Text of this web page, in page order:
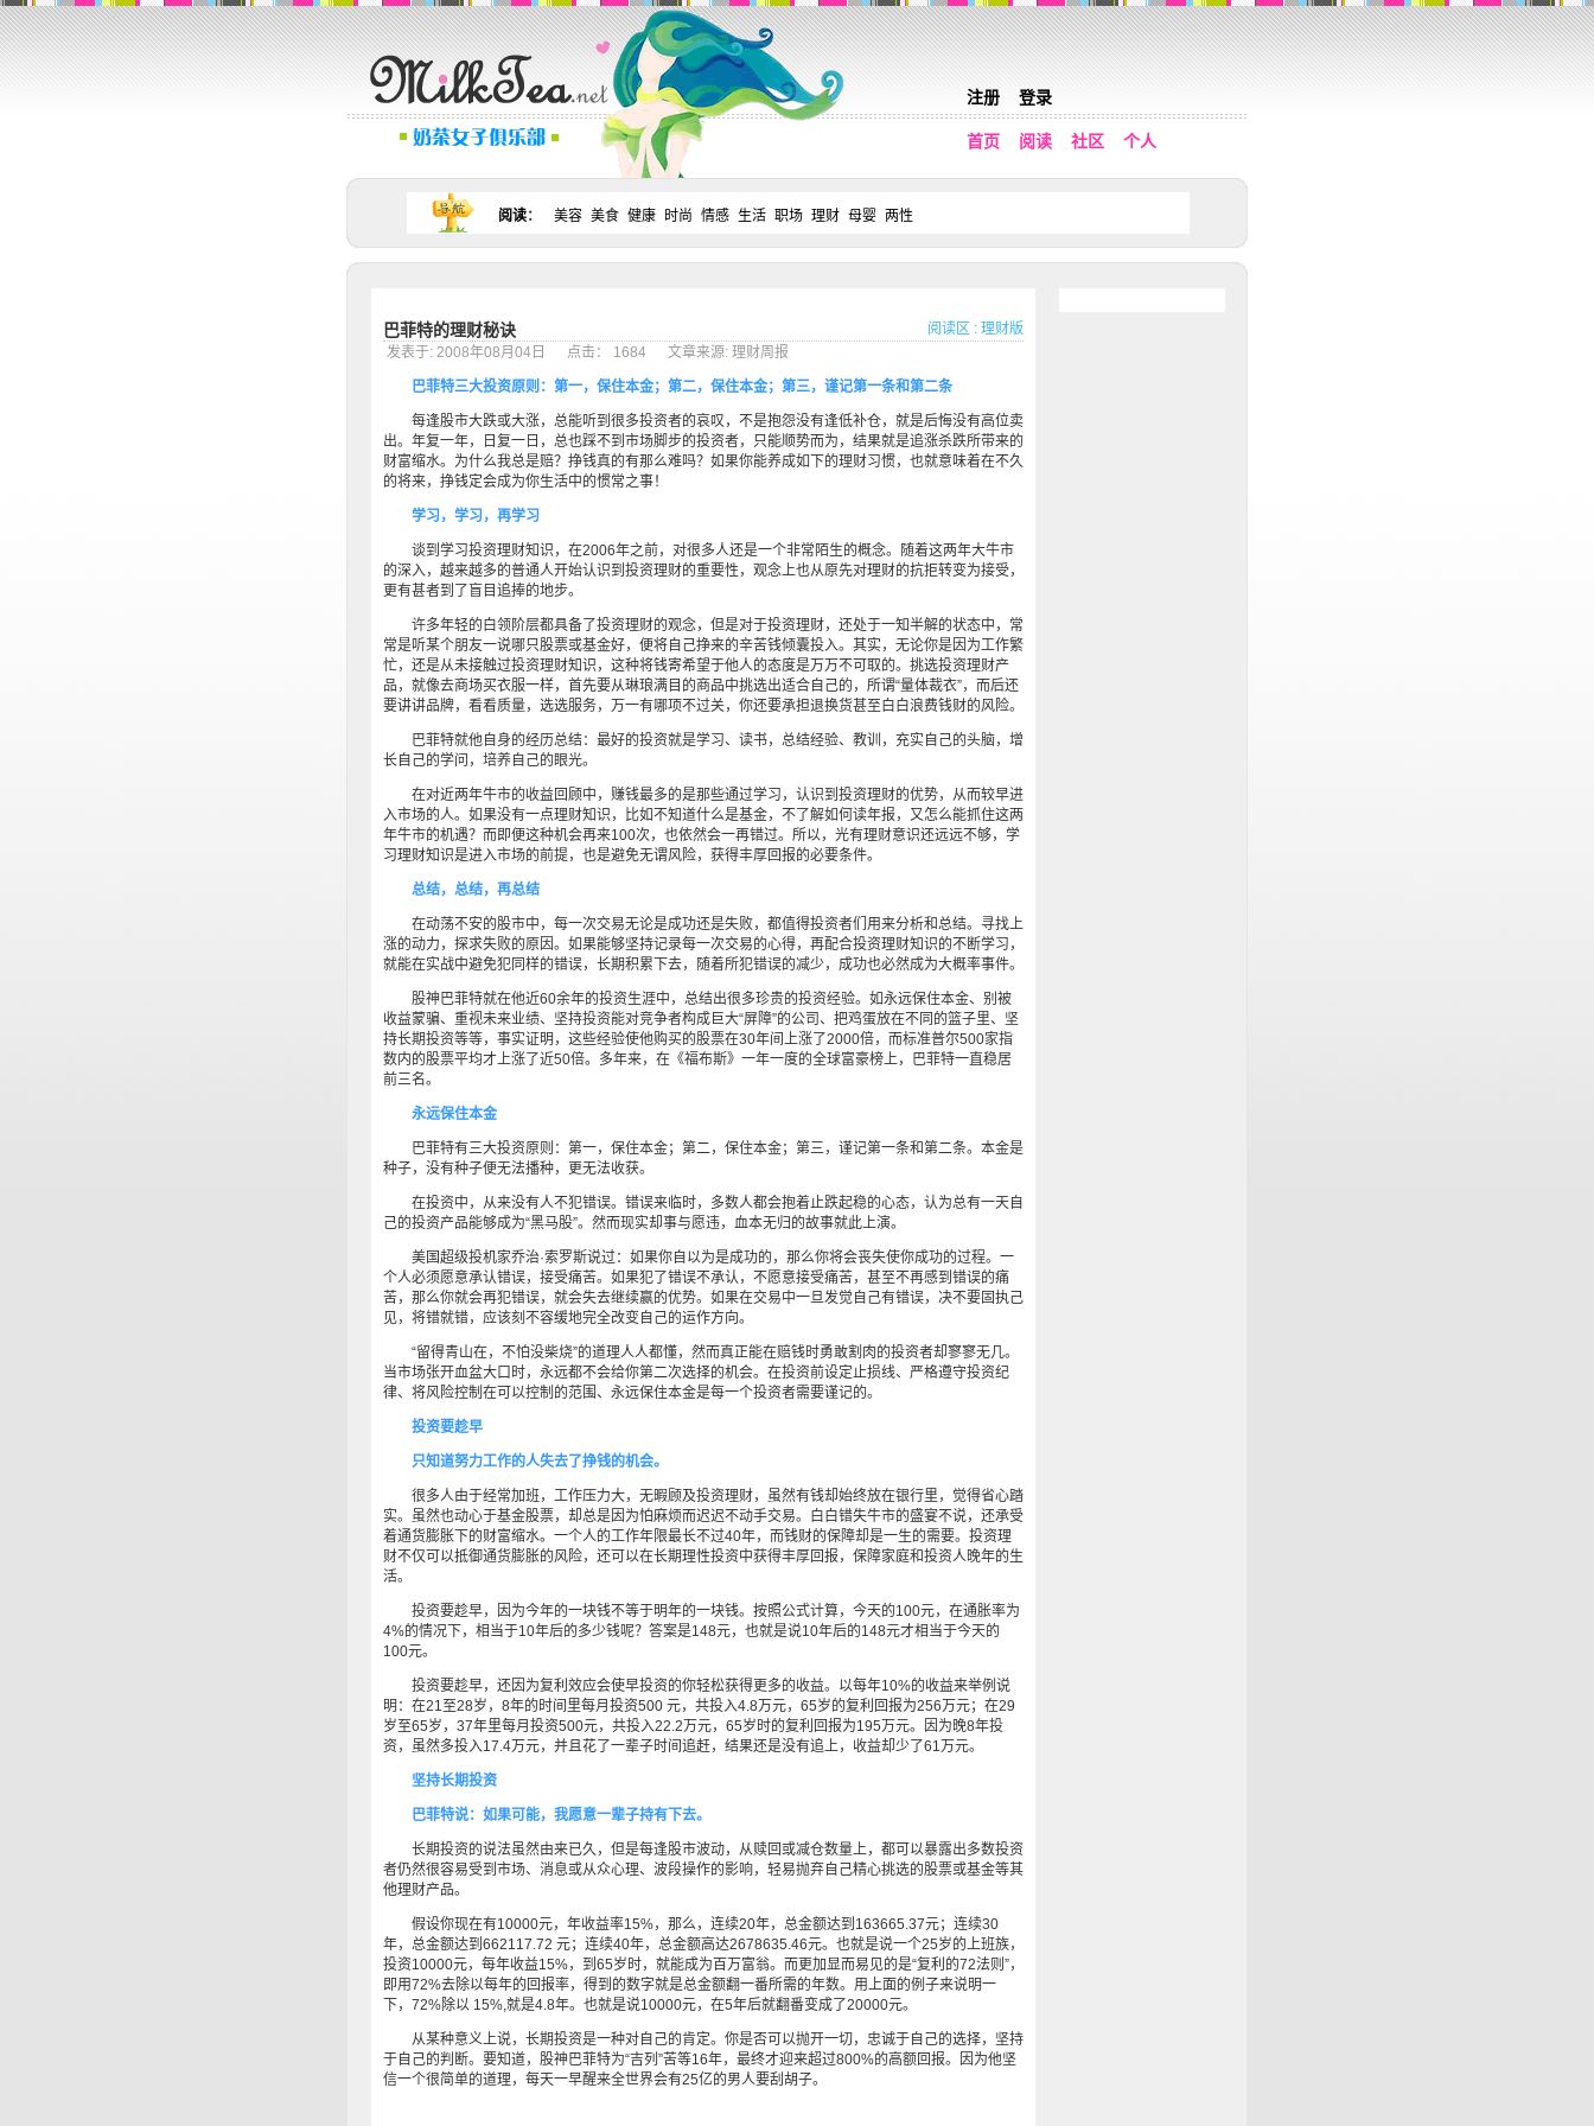
注册 登录
首页 阅读 社区 个人
阅读： 美容 美食 健康 时尚 情感 生活 职场 理财 母婴 两性
巴菲特的理财秘诀 阅读区 : 理财版
发表于: 2008年08月04日 点击： 1684 文章来源: 理财周报
巴菲特三大投资原则：第一，保住本金；第二，保住本金；第三，谨记第一条和第二条
每逢股市大跌或大涨，总能听到很多投资者的哀叹，不是抱怨没有逢低补仓，就是后悔没有高位卖
出。年复一年，日复一日，总也踩不到市场脚步的投资者，只能顺势而为，结果就是追涨杀跌所带来的
财富缩水。为什么我总是赔？挣钱真的有那么难吗？如果你能养成如下的理财习惯，也就意味着在不久
的将来，挣钱定会成为你生活中的惯常之事！
学习，学习，再学习
谈到学习投资理财知识，在2006年之前，对很多人还是一个非常陌生的概念。随着这两年大牛市
的深入，越来越多的普通人开始认识到投资理财的重要性，观念上也从原先对理财的抗拒转变为接受，
更有甚者到了盲目追捧的地步。
许多年轻的白领阶层都具备了投资理财的观念，但是对于投资理财，还处于一知半解的状态中，常
常是听某个朋友一说哪只股票或基金好，便将自己挣来的辛苦钱倾囊投入。其实，无论你是因为工作繁
忙，还是从未接触过投资理财知识，这种将钱寄希望于他人的态度是万万不可取的。挑选投资理财产
品，就像去商场买衣服一样，首先要从琳琅满目的商品中挑选出适合自己的，所谓“量体裁衣”，而后还
要讲讲品牌，看看质量，选选服务，万一有哪项不过关，你还要承担退换货甚至白白浪费钱财的风险。
巴菲特就他自身的经历总结：最好的投资就是学习、读书，总结经验、教训，充实自己的头脑，增
长自己的学问，培养自己的眼光。
在对近两年牛市的收益回顾中，赚钱最多的是那些通过学习，认识到投资理财的优势，从而较早进
入市场的人。如果没有一点理财知识，比如不知道什么是基金，不了解如何读年报，又怎么能抓住这两
年牛市的机遇？而即便这种机会再来100次，也依然会一再错过。所以，光有理财意识还远远不够，学
习理财知识是进入市场的前提，也是避免无谓风险，获得丰厚回报的必要条件。
总结，总结，再总结
在动荡不安的股市中，每一次交易无论是成功还是失败，都值得投资者们用来分析和总结。寻找上
涨的动力，探求失败的原因。如果能够坚持记录每一次交易的心得，再配合投资理财知识的不断学习，
就能在实战中避免犯同样的错误，长期积累下去，随着所犯错误的减少，成功也必然成为大概率事件。
股神巴菲特就在他近60余年的投资生涯中，总结出很多珍贵的投资经验。如永远保住本金、别被
收益蒙骗、重视未来业绩、坚持投资能对竞争者构成巨大“屏障”的公司、把鸡蛋放在不同的篮子里、坚
持长期投资等等，事实证明，这些经验使他购买的股票在30年间上涨了2000倍，而标准普尔500家指
数内的股票平均才上涨了近50倍。多年来，在《福布斯》一年一度的全球富豪榜上，巴菲特一直稳居
前三名。
永远保住本金
巴菲特有三大投资原则：第一，保住本金；第二，保住本金；第三，谨记第一条和第二条。本金是
种子，没有种子便无法播种，更无法收获。
在投资中，从来没有人不犯错误。错误来临时，多数人都会抱着止跌起稳的心态，认为总有一天自
己的投资产品能够成为“黑马股”。然而现实却事与愿违，血本无归的故事就此上演。
美国超级投机家乔治·索罗斯说过：如果你自以为是成功的，那么你将会丧失使你成功的过程。一
个人必须愿意承认错误，接受痛苦。如果犯了错误不承认，不愿意接受痛苦，甚至不再感到错误的痛
苦，那么你就会再犯错误，就会失去继续赢的优势。如果在交易中一旦发觉自己有错误，决不要固执己
见，将错就错，应该刻不容缓地完全改变自己的运作方向。
“留得青山在，不怕没柴烧”的道理人人都懂，然而真正能在赔钱时勇敢割肉的投资者却寥寥无几。
当市场张开血盆大口时，永远都不会给你第二次选择的机会。在投资前设定止损线、严格遵守投资纪
律、将风险控制在可以控制的范围、永远保住本金是每一个投资者需要谨记的。
投资要趁早
只知道努力工作的人失去了挣钱的机会。
很多人由于经常加班，工作压力大，无暇顾及投资理财，虽然有钱却始终放在银行里，觉得省心踏
实。虽然也动心于基金股票，却总是因为怕麻烦而迟迟不动手交易。白白错失牛市的盛宴不说，还承受
着通货膨胀下的财富缩水。一个人的工作年限最长不过40年，而钱财的保障却是一生的需要。投资理
财不仅可以抵御通货膨胀的风险，还可以在长期理性投资中获得丰厚回报，保障家庭和投资人晚年的生
活。
投资要趁早，因为今年的一块钱不等于明年的一块钱。按照公式计算，今天的100元，在通胀率为
4%的情况下，相当于10年后的多少钱呢？答案是148元，也就是说10年后的148元才相当于今天的
100元。
投资要趁早，还因为复利效应会使早投资的你轻松获得更多的收益。以每年10%的收益来举例说
明：在21至28岁，8年的时间里每月投资500 元，共投入4.8万元，65岁的复利回报为256万元；在29
岁至65岁，37年里每月投资500元，共投入22.2万元，65岁时的复利回报为195万元。因为晚8年投
资，虽然多投入17.4万元，并且花了一辈子时间追赶，结果还是没有追上，收益却少了61万元。
坚持长期投资
巴菲特说：如果可能，我愿意一辈子持有下去。
长期投资的说法虽然由来已久，但是每逢股市波动，从赎回或减仓数量上，都可以暴露出多数投资
者仍然很容易受到市场、消息或从众心理、波段操作的影响，轻易抛弃自己精心挑选的股票或基金等其
他理财产品。
假设你现在有10000元，年收益率15%，那么，连续20年，总金额达到163665.37元；连续30
年，总金额达到662117.72 元；连续40年，总金额高达2678635.46元。也就是说一个25岁的上班族，
投资10000元，每年收益15%，到65岁时，就能成为百万富翁。而更加显而易见的是“复利的72法则”，
即用72%去除以每年的回报率，得到的数字就是总金额翻一番所需的年数。用上面的例子来说明一
下，72%除以 15%,就是4.8年。也就是说10000元，在5年后就翻番变成了20000元。
从某种意义上说，长期投资是一种对自己的肯定。你是否可以抛开一切，忠诚于自己的选择，坚持
于自己的判断。要知道，股神巴菲特为“吉列”苦等16年，最终才迎来超过800%的高额回报。因为他坚
信一个很简单的道理，每天一早醒来全世界会有25亿的男人要刮胡子。